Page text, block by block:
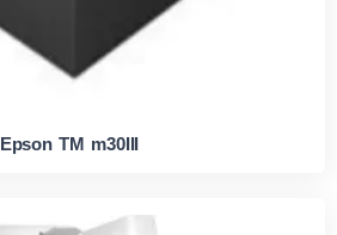
Epson TM m30III